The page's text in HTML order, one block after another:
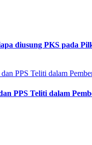
diusung PKS pada
PPS Teliti dalam